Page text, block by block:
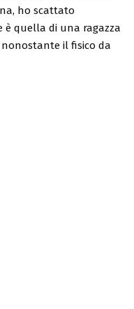
ho scattato
è quella di una ragazza
il fisico da